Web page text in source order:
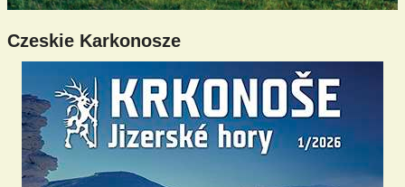
Czeskie Karkonosze